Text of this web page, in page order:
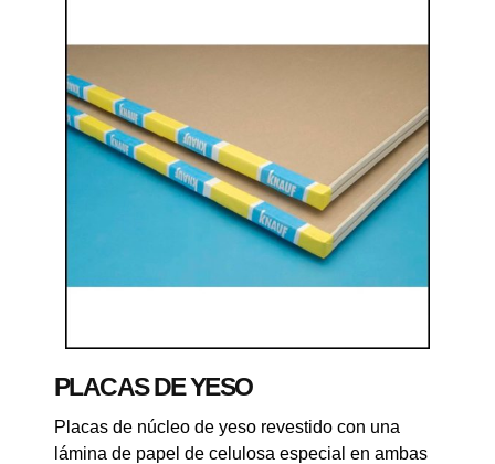
PLACAS DE YESO
Placas de núcleo de yeso revestido con una
lámina de papel de celulosa especial en ambas